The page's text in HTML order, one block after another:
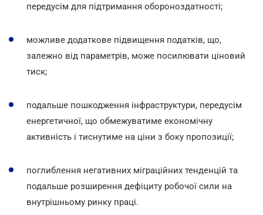
передусім для підтримання обороноздатності;
можливе додаткове підвищення податків, що,
залежно від параметрів, може посилювати ціновий
тиск;
подальше пошкодження інфраструктури, передусім
енергетичної, що обмежуватиме економічну
активність і тиснутиме на ціни з боку пропозиції;
поглиблення негативних міграційних тенденцій та
подальше розширення дефіциту робочої сили на
внутрішньому ринку праці.